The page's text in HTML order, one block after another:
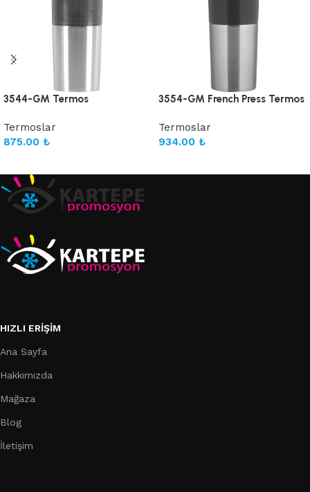
3544-GM Termos
Termoslar
875.00 ₺
3554-GM French Press Termos
Termoslar
934.00 ₺
HIZLI ERIŞIM
Ana Sayfa
Hakkımızda
Mağaza
Blog
İletişim